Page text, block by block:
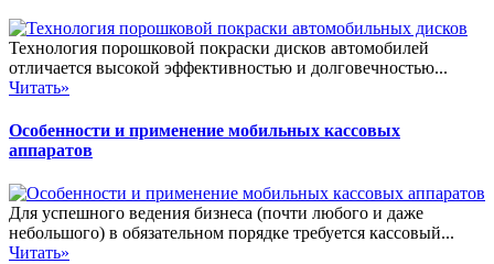
Технология порошковой покраски дисков автомобилей
отличается высокой эффективностью и долговечностью...
Читать»
Особенности и применение мобильных кассовых
аппаратов
Для успешного ведения бизнеса (почти любого и даже
небольшого) в обязательном порядке требуется кассовый...
Читать»